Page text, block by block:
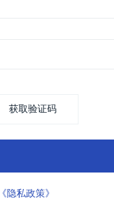
获取验证码
《隐私政策》